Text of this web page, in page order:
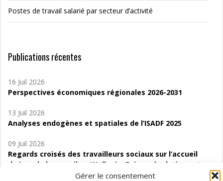
Gérer le consentement
Postes de travail salarié par secteur d’activité
Publications récentes
16 Juil 2026
Perspectives économiques régionales 2026-2031
13 Juil 2026
Analyses endogènes et spatiales de l’ISADF 2025
09 Juil 2026
Regards croisés des travailleurs sociaux sur l’accueil
de jour de bas seuil en Wallonie. Enjeux, évolutions et